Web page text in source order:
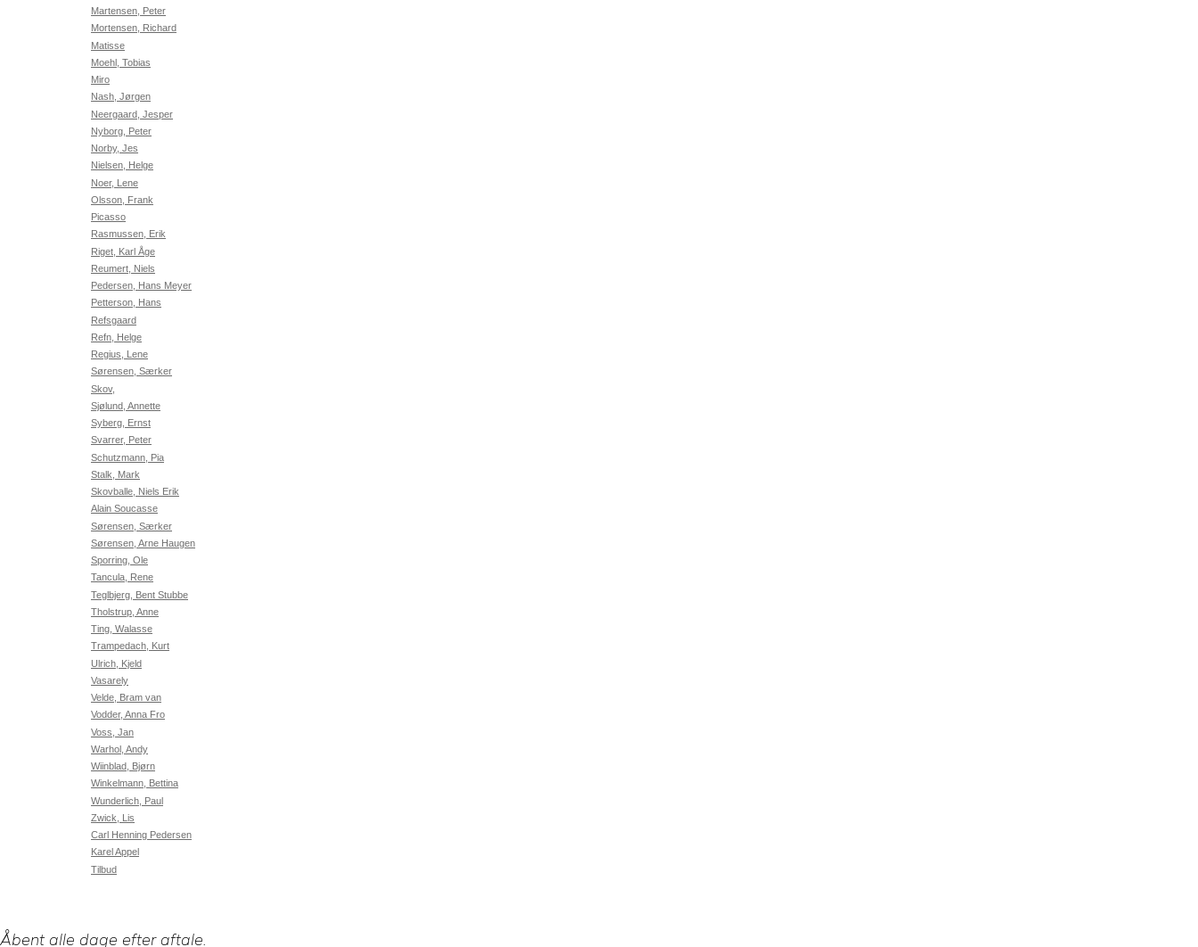
Martensen, Peter
Mortensen, Richard
Matisse
Moehl, Tobias
Miro
Nash, Jørgen
Neergaard, Jesper
Nyborg, Peter
Norby, Jes
Nielsen, Helge
Noer, Lene
Olsson, Frank
Picasso
Rasmussen, Erik
Riget, Karl Åge
Reumert, Niels
Pedersen, Hans Meyer
Petterson, Hans
Refsgaard
Refn, Helge
Regius, Lene
Sørensen, Særker
Skov,
Sjølund, Annette
Syberg, Ernst
Svarrer, Peter
Schutzmann, Pia
Stalk, Mark
Skovballe, Niels Erik
Alain Soucasse
Sørensen, Særker
Sørensen, Arne Haugen
Sporring, Ole
Tancula, Rene
Teglbjerg, Bent Stubbe
Tholstrup, Anne
Ting, Walasse
Trampedach, Kurt
Ulrich, Kjeld
Vasarely
Velde, Bram van
Vodder, Anna Fro
Voss, Jan
Warhol, Andy
Wiinblad, Bjørn
Winkelmann, Bettina
Wunderlich, Paul
Zwick, Lis
Carl Henning Pedersen
Karel Appel
Tilbud
Åbent alle dage efter aftale.